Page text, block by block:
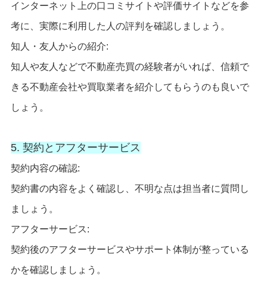
インターネット上の口コミサイトや評価サイトなどを参
考に、実際に利用した人の評判を確認しましょう。
知人・友人からの紹介:
知人や友人などで不動産売買の経験者がいれば、信頼で
きる不動産会社や買取業者を紹介してもらうのも良いで
しょう。
5. 契約とアフターサービス
契約内容の確認:
契約書の内容をよく確認し、不明な点は担当者に質問し
ましょう。
アフターサービス:
契約後のアフターサービスやサポート体制が整っている
かを確認しましょう。